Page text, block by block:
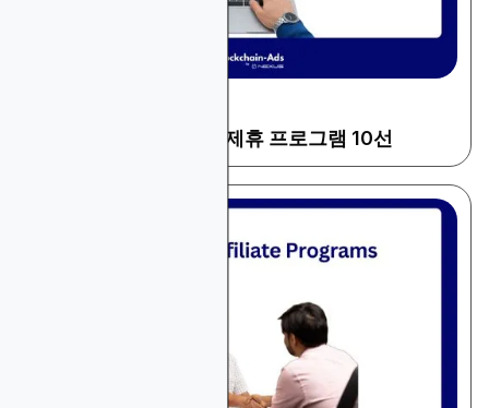
2026년 고수익 Forex 제휴 프로그램 10선